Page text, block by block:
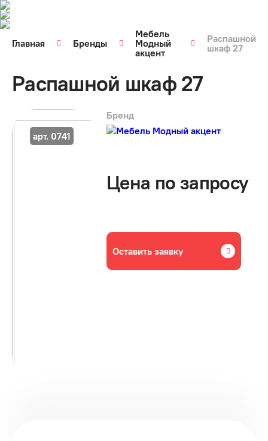
Главная Бренды
Мебель
Модный
акцент
Распашной
шкаф 27
Распашной шкаф 27
арт. 0741
Бренд
Цена по запросу
Оставить заявку